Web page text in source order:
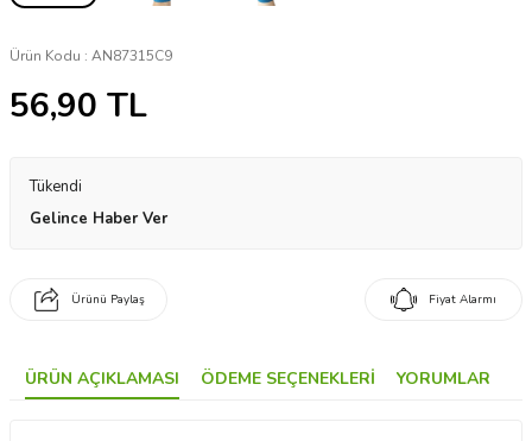
Ürün Kodu : AN87315C9
56,90 TL
Tükendi
Gelince Haber Ver
Ürünü Paylaş Fiyat Alarmı
ÜRÜN AÇIKLAMASI ÖDEME SEÇENEKLERI YORUMLAR